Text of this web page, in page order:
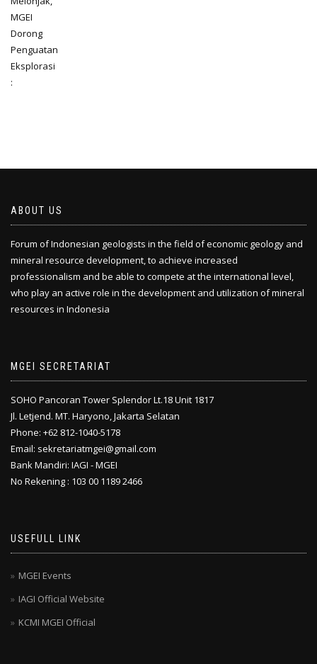
ABOUT US
Forum of Indonesian geologists in the field of economic geology and
mineral resource development, to achieve increased
professionalism and be able to compete at the international level,
who play an active role in the development and utilization of mineral
resources in Indonesia
MGEI SECRETARIAT
SOHO Pancoran Tower Splendor Lt.18 Unit 1817
Jl. Letjend. MT. Haryono, Jakarta Selatan
Phone: +62 812-1040-5178
Email: sekretariatmgei@gmail.com
Bank Mandiri: IAGI - MGEI
No Rekening : 103 00 1189 2466
USEFULL LINK
MGEI Events
IAGI Official Website
KCMI MGEI Official